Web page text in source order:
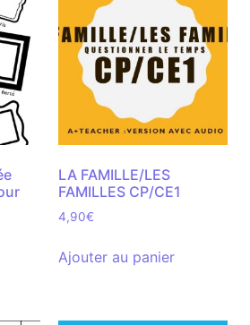
LA FAMILLE/LES
FAMILLES CP/CE1
4,90€
Ajouter au panier